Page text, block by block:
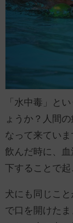
「水中毒」と
ょうか？人間
なって来てい
飲んだ時に、
下することで起
犬にも同じこ
で口を開けた